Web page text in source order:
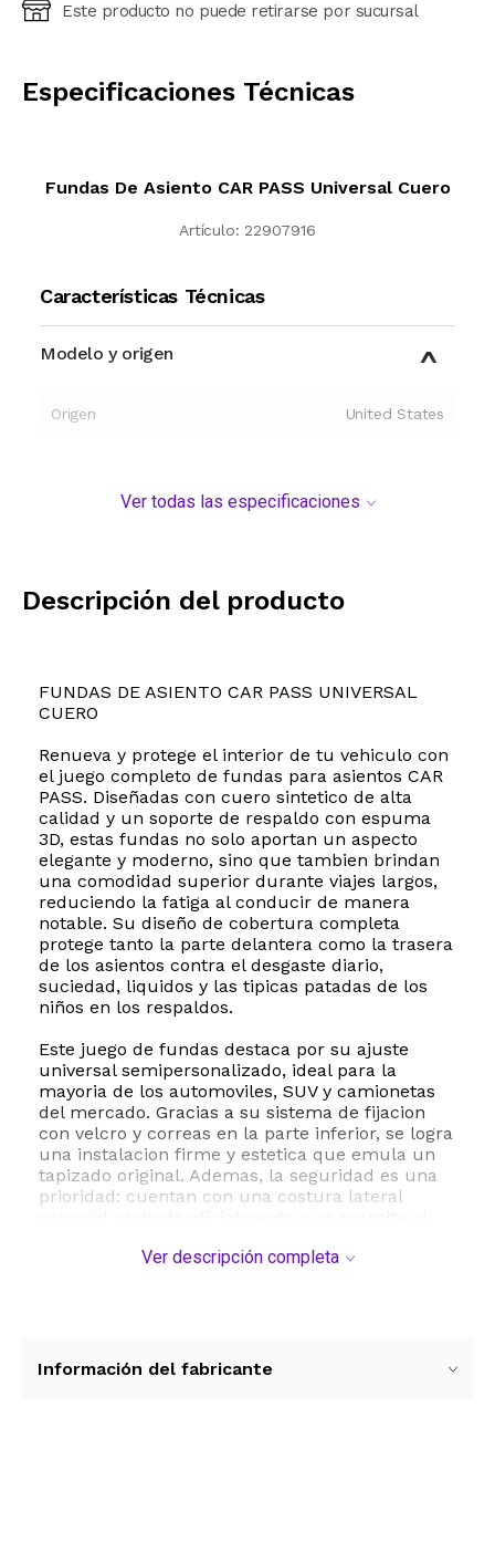
Ingresá código postal (sólo números)
Este producto no puede retirarse por sucursal
Especificaciones Técnicas
Fundas De Asiento CAR PASS Universal Cuero
Artículo: 22907916
Características Técnicas
Modelo y origen
Origen United States
Ver todas las especificaciones
Descripción del producto
FUNDAS DE ASIENTO CAR PASS UNIVERSAL
CUERO
Renueva y protege el interior de tu vehiculo con
el juego completo de fundas para asientos CAR
PASS. Diseñadas con cuero sintetico de alta
calidad y un soporte de respaldo con espuma
3D, estas fundas no solo aportan un aspecto
elegante y moderno, sino que tambien brindan
una comodidad superior durante viajes largos,
reduciendo la fatiga al conducir de manera
notable. Su diseño de cobertura completa
protege tanto la parte delantera como la trasera
de los asientos contra el desgaste diario,
suciedad, liquidos y las tipicas patadas de los
niños en los respaldos.
Este juego de fundas destaca por su ajuste
universal semipersonalizado, ideal para la
mayoria de los automoviles, SUV y camionetas
del mercado. Gracias a su sistema de fijacion
con velcro y correas en la parte inferior, se logra
una instalacion firme y estetica que emula un
tapizado original. Ademas, la seguridad es una
prioridad: cuentan con una costura lateral
caso de emergencia.
en cualquier epoca del año. Disfruta de una
Ver descripción completa
Información del fabricante